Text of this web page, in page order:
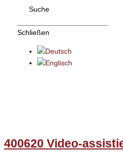
Suche
Schließen
400620 Video-